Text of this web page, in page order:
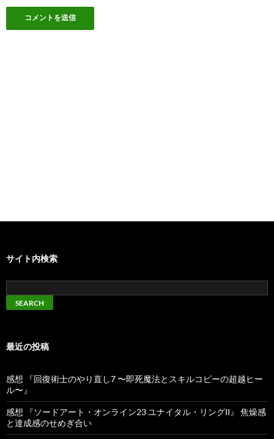
サイト内検索
最近の投稿
感想 『回復術士のやり直し7 〜即死魔法とスキルコピーの超越ヒー
ル〜』
感想 『ソードアート・オンライン23 ユナイタル・リングII』 焦燥感
と達成感のせめぎ合い